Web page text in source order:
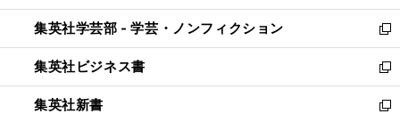
開
く
ウ
で
開
く
ン
ド
ウ
で
開
く
ウ
ィ
ン
ド
ウ
で
集英社学芸部 - 学芸・ノンフィクション
新
し
い
ウ
ィ
集英社ビジネス書
新
し
い
集英社新書
新